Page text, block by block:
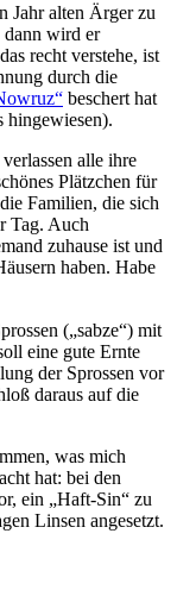
Jahr alten Ärger zu
dann wird er
recht verstehe, ist
durch die
beschert hat
hingewiesen).
alle ihre
Plätzchen für
Familien, die sich
Tag. Auch
zuhause ist und
haben. Habe
(„sabze“) mit
eine gute Ernte
der Sprossen vor
daraus auf die
was mich
hat: bei den
ein „Haft-Sin“ zu
Linsen angesetzt.